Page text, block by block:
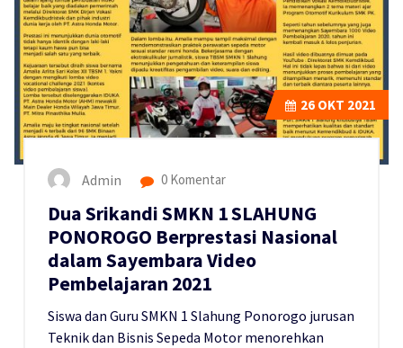
26 OKT 2021
Admin 0 Komentar
Dua Srikandi SMKN 1 SLAHUNG
PONOROGO Berprestasi Nasional
dalam Sayembara Video
Pembelajaran 2021
Siswa dan Guru SMKN 1 Slahung Ponorogo jurusan
Teknik dan Bisnis Sepeda Motor menorehkan